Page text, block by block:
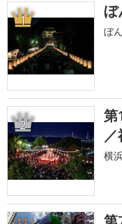
1 ぼ
ぼ
2
第
横